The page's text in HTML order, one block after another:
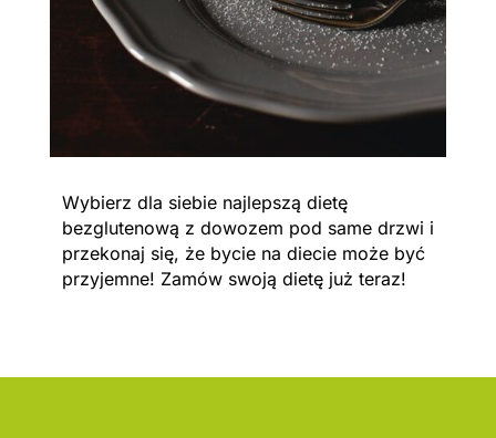
Wybierz dla siebie najlepszą dietę
bezglutenową z dowozem pod same drzwi i
przekonaj się, że bycie na diecie może być
przyjemne! Zamów swoją dietę już teraz!